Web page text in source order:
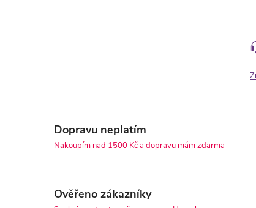
Dopravu neplatím
Nakoupím nad 1500 Kč a dopravu mám zdarma
Ověřeno zákazníky